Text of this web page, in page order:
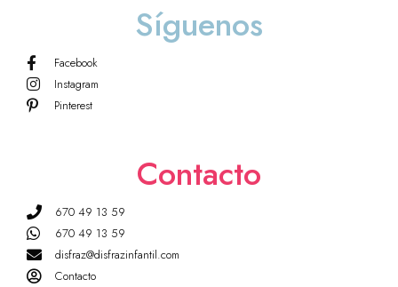
Síguenos
Facebook
Instagram
Pinterest
Contacto
670 49 13 59
670 49 13 59
disfraz@disfrazinfantil.com
Contacto